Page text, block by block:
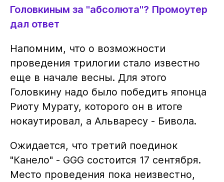
Головкиным за "абсолюта"? Промоутер
дал ответ
Напомним, что о возможности
проведения трилогии стало известно
еще в начале весны. Для этого
Головкину надо было победить японца
Риоту Мурату, которого он в итоге
нокаутировал, а Альваресу - Бивола.
Ожидается, что третий поединок
"Канело" - GGG состоится 17 сентября.
Место проведения пока неизвестно,